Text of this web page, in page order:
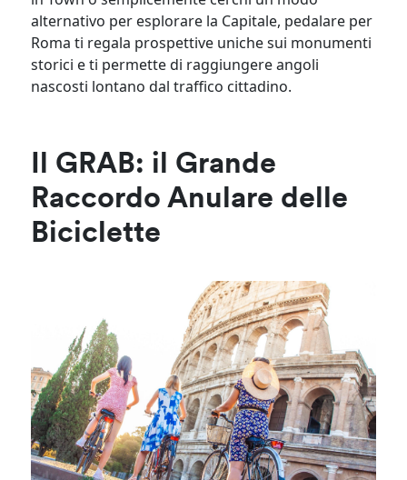
alternativo per esplorare la Capitale, pedalare per
Roma ti regala prospettive uniche sui monumenti
storici e ti permette di raggiungere angoli
nascosti lontano dal traffico cittadino.
Il GRAB: il Grande
Raccordo Anulare delle
Biciclette